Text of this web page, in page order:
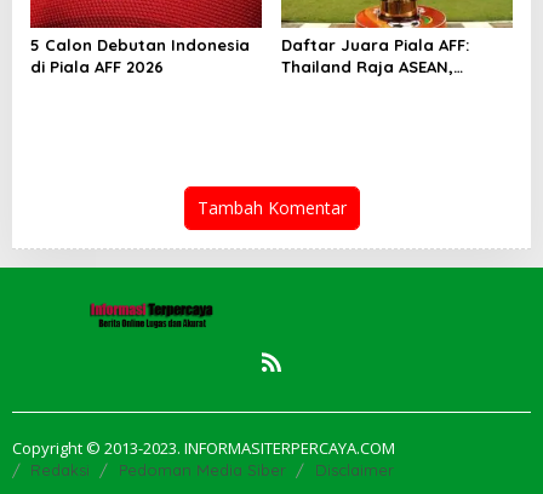
5 Calon Debutan Indonesia
di Piala AFF 2026
Daftar Juara Piala AFF:
Thailand Raja ASEAN,
Tambah Komentar
Copyright © 2013-2023. INFORMASITERPERCAYA.COM
Redaksi Pedoman Media Siber Disclaimer